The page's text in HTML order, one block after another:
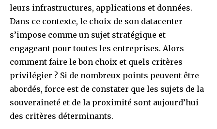
leurs infrastructures, applications et données.
Dans ce contexte, le choix de son datacenter
s’impose comme un sujet stratégique et
engageant pour toutes les entreprises. Alors
comment faire le bon choix et quels critères
privilégier ? Si de nombreux points peuvent être
abordés, force est de constater que les sujets de la
souveraineté et de la proximité sont aujourd’hui
des critères déterminants.